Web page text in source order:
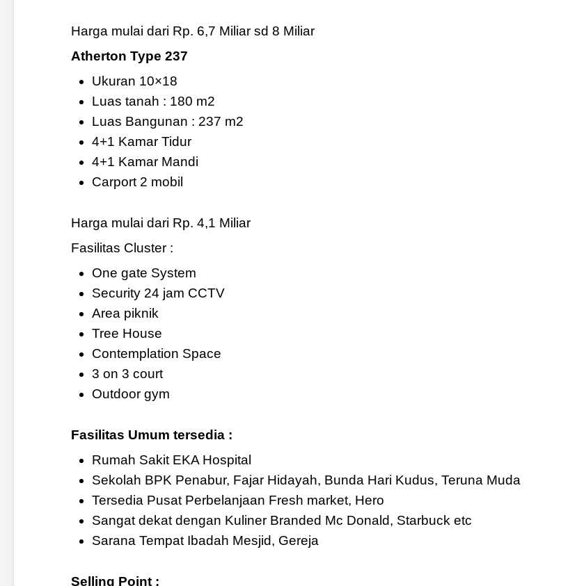
Harga mulai dari Rp. 6,7 Miliar sd 8 Miliar
Atherton Type 237
Ukuran 10×18
Luas tanah : 180 m2
Luas Bangunan : 237 m2
4+1 Kamar Tidur
4+1 Kamar Mandi
Carport 2 mobil
Harga mulai dari Rp. 4,1 Miliar
Fasilitas Cluster :
One gate System
Security 24 jam CCTV
Area piknik
Tree House
Contemplation Space
3 on 3 court
Outdoor gym
Fasilitas Umum tersedia :
Rumah Sakit EKA Hospital
Sekolah BPK Penabur, Fajar Hidayah, Bunda Hari Kudus, Teruna Muda
Tersedia Pusat Perbelanjaan Fresh market, Hero
Sangat dekat dengan Kuliner Branded Mc Donald, Starbuck etc
Sarana Tempat Ibadah Mesjid, Gereja
Selling Point :